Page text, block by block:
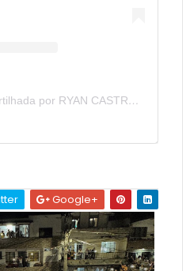
Uma publicação compartilhada por RYAN CASTRO (@ryancastrro)
Google+